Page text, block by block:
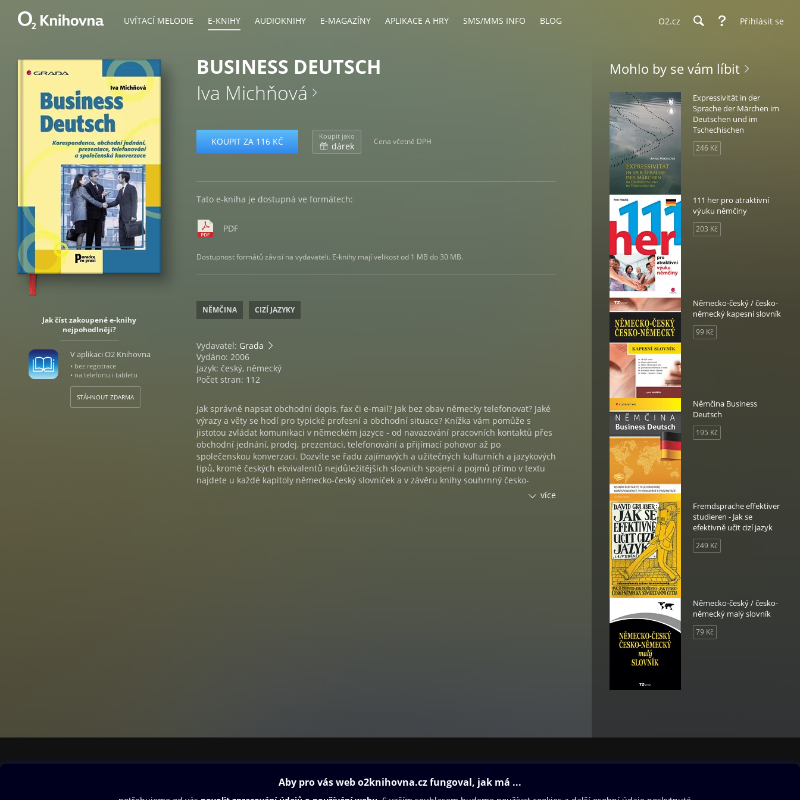
UVÍTACÍ MELODIE E-KNIHY AUDIOKNIHY E-MAGAZÍNY APLIKACE A HRY SMS/MMS INFO BLOG O2.cz Přihlásit se
Jak číst zakoupené e-knihy
nejpohodlněji?
V aplikaci O2 Knihovna
• bez registrace
• na telefonu i tabletu
STÁHNOUT ZDARMA
BUSINESS DEUTSCH
Iva Michňová
KOUPIT ZA 116 KČ Koupit jako
dárek Cena včetně DPH
Tato e-kniha je dostupná ve formátech:
PDF
Dostupnost formátů závisí na vydavateli. E-knihy mají velikost od 1 MB do 30 MB.
NĚMČINA CIZÍ JAZYKY
Vydavatel: Grada
Vydáno: 2006
Jazyk: český, německý
Počet stran: 112
Jak správně napsat obchodní dopis, fax či e-mail? Jak bez obav německy telefonovat? Jaké
výrazy a věty se hodí pro typické profesní a obchodní situace? Knížka vám pomůže s
jistotou zvládat komunikaci v německém jazyce - od navazování pracovních kontaktů přes
obchodní jednání, prodej, prezentaci, telefonování a přijímací pohovor až po
společenskou konverzaci. Dozvíte se řadu zajímavých a užitečných kulturních a jazykových
tipů, kromě českých ekvivalentů nejdůležitějších slovních spojení a pojmů přímo v textu
najdete u každé kapitoly německo-český slovníček a v závěru knihy souhrnný česko-
německý slovníček. V příloze dále najdete vysvětlení často užívaných zkratek, hláskovacívíce
Mohlo by se vám líbit
Expressivität in der
Sprache der Märchen im
Deutschen und im
Tschechischen
246 Kč
111 her pro atraktivní
výuku němčiny
203 Kč
Německo-český / česko-
německý kapesní slovník
99 Kč
Němčina Business
Deutsch
195 Kč
Fremdsprache effektiver
studieren - Jak se
efektivně učit cizí jazyk
249 Kč
Německo-český / česko-
německý malý slovník
79 Kč
Aplikace a hry